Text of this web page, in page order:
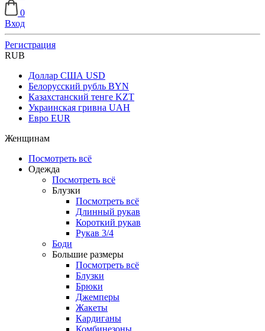
0
Вход
Регистрация
RUB
Доллар США USD
Белорусский рубль BYN
Казахстанский тенге KZT
Украинская гривна UAH
Евро EUR
Женщинам
Посмотреть всё
Одежда
Посмотреть всё
Блузки
Посмотреть всё
Длинный рукав
Короткий рукав
Рукав 3/4
Боди
Большие размеры
Посмотреть всё
Блузки
Брюки
Джемперы
Жакеты
Кардиганы
Комбинезоны